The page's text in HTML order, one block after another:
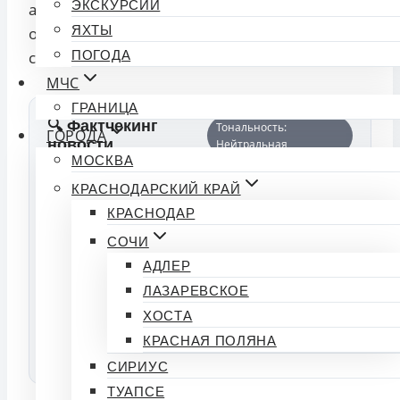
ЭКСКУРСИИ
ЯХТЫ
ПОГОДА
МЧС
ГРАНИЦА
ГОРОДА
МОСКВА
КРАСНОДАРСКИЙ КРАЙ
КРАСНОДАР
СОЧИ
АДЛЕР
ЛАЗАРЕВСКОЕ
ХОСТА
КРАСНАЯ ПОЛЯНА
СИРИУС
ТУАПСЕ
аналогичный период 2023 года. Поддержку
оказывают в рамках нацпроекта «Малое и
среднее предпринимательство».
🔍 Фактчекинг
новости
Тональность:
Нейтральная
Индекс доверия
Подтвердили: 0 | Опровергли: 0
👍
ПОДТВЕРЖДАЮ
ФАКТ
👎 ЭТО ФЕЙК
Источники: